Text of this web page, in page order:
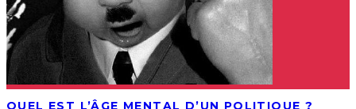
QUEL EST L’ÂGE MENTAL D’UN POLITIQUE ?